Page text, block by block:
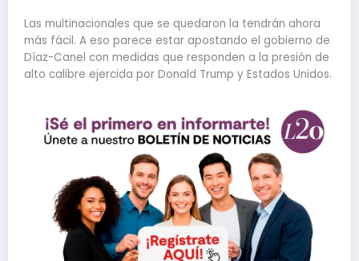
Las multinacionales que se quedaron la tendrán ahora
más fácil. A eso parece estar apostando el gobierno de
Díaz-Canel con medidas que responden a la presión de
alto calibre ejercida por Donald Trump y Estados Unidos.